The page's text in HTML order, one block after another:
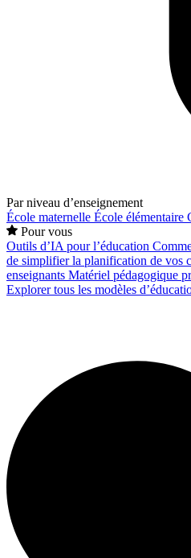
Par niveau d’enseignement
École maternelle École élémentaire
Pour vous
Outils d’IA pour l’éducation
de simplifier la planification de vos
enseignants Matériel pédagogique
Explorer tous les modèles